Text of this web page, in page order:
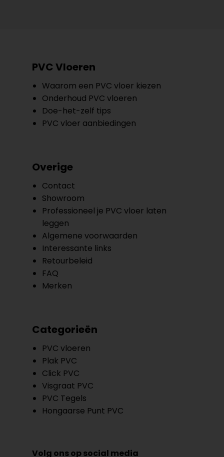
PVC Vloeren
Waarom een PVC vloer kiezen
Onderhoud PVC vloeren
Doe-het-zelf tips
PVC vloer aanbiedingen
Overige
Contact
Showroom
Professioneel je PVC vloer laten
leggen
Algemene voorwaarden
Interessante links
Retourbeleid
FAQ
Merken
Categorieën
PVC vloeren
Plak PVC
Click PVC
Visgraat PVC
PVC Tegels
Hongaarse Punt PVC
Volg ons op social media